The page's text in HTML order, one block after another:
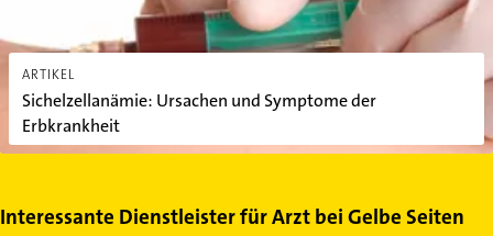
ARTIKEL
Sichelzellanämie: Ursachen und Symptome der
Erbkrankheit
Interessante Dienstleister für Arzt bei Gelbe Seiten